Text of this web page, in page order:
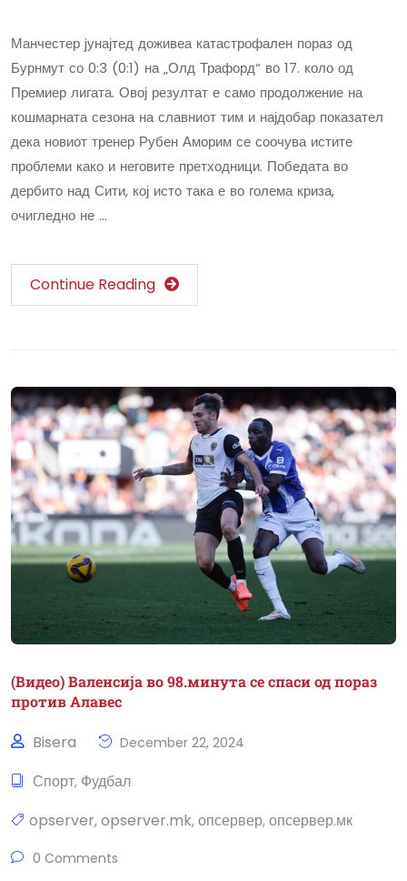
Манчестер jунајтед доживеа катастрофален пораз од
Бурнмут со 0:3 (0:1) на „Олд Трафорд“ во 17. коло од
Премиер лигата. Овој резултат е само продолжение на
кошмарната сезона на славниот тим и најдобар показател
дека новиот тренер Рубен Аморим се соочува истите
проблеми како и неговите претходници. Победата во
дербито над Сити, кој исто така е во голема криза,
очигледно не …
Continue Reading
(Видео) Валенсија во 98.минута се спаси од пораз
против Алавес
Bisera December 22, 2024
Спорт, Фудбал
opserver, opserver.mk, опсервер, опсервер.мк
0 Comments